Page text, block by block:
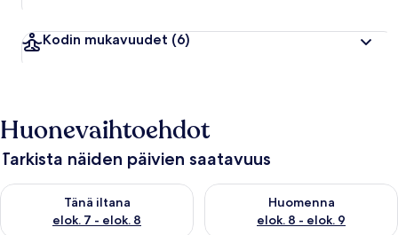
Kodin mukavuudet (6)
Huonevaihtoehdot
Tarkista näiden päivien saatavuus
Tänä iltana
elok. 7 - elok. 8
Tarkista tämän illan saatavuus elok. 7 - elok. 8
Huomenna
elok. 8 - elok. 9
Tarkista huomisen saatavuus